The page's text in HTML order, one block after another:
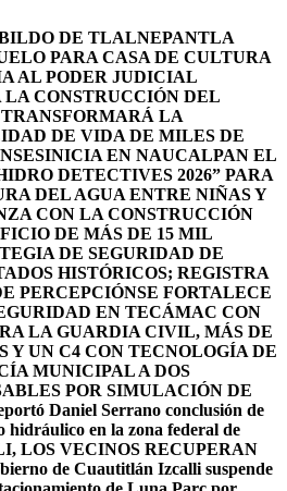
DE TLALNEPANTLA
PARA CASA DE CULTURA
AL PODER JUDICIAL
LA CONSTRUCCIÓN DEL
LA
DE VIDA DE MILES DE
INICIA EN NAUCALPAN EL
DETECTIVES 2026” PARA
DEL AGUA ENTRE NIÑAS Y
CON LA CONSTRUCCIÓN
DE MÁS DE 15 MIL
DE SEGURIDAD DE
HISTÓRICOS; REGISTRA
PERCEPCIÓNSE FORTALECE
EN TECÁMAC CON
LA GUARDIA CIVIL, MÁS DE
Y UN C4 CON TECNOLOGÍA DE
MUNICIPAL A DOS
POR SIMULACIÓN DE
Daniel Serrano conclusión de
hidráulico en la zona federal de
LOS VECINOS RECUPERAN
de Cuautitlán Izcalli suspende